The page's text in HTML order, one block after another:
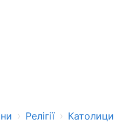
› Релігії ›